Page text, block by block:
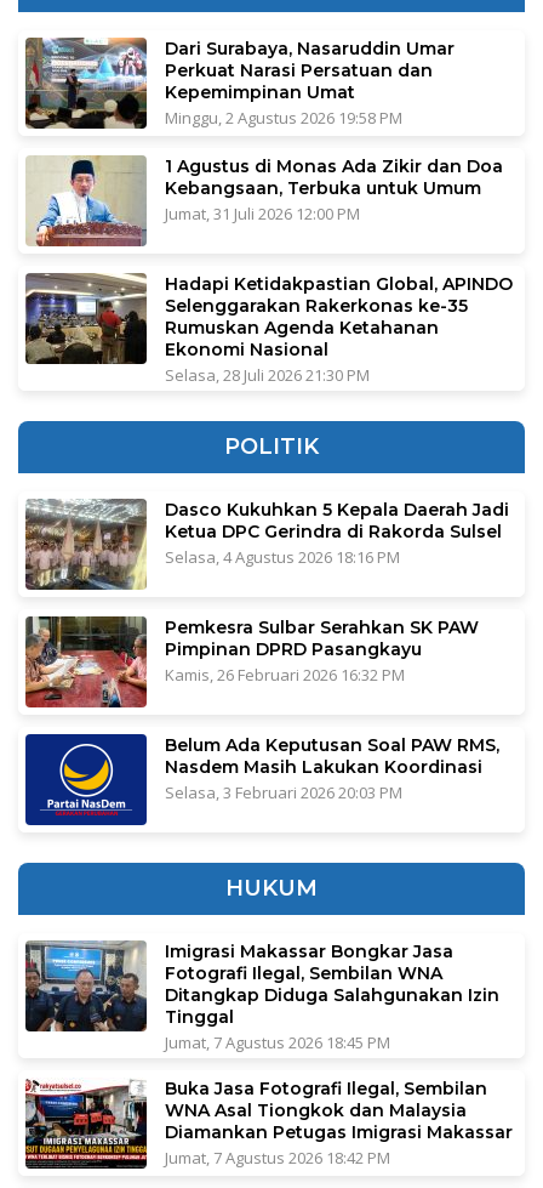
Dari Surabaya, Nasaruddin Umar
Perkuat Narasi Persatuan dan
Kepemimpinan Umat
Minggu, 2 Agustus 2026 19:58 PM
1 Agustus di Monas Ada Zikir dan Doa
Kebangsaan, Terbuka untuk Umum
Jumat, 31 Juli 2026 12:00 PM
Hadapi Ketidakpastian Global, APINDO
Selenggarakan Rakerkonas ke-35
Rumuskan Agenda Ketahanan
Ekonomi Nasional
Selasa, 28 Juli 2026 21:30 PM
POLITIK
Dasco Kukuhkan 5 Kepala Daerah Jadi
Ketua DPC Gerindra di Rakorda Sulsel
Selasa, 4 Agustus 2026 18:16 PM
Pemkesra Sulbar Serahkan SK PAW
Pimpinan DPRD Pasangkayu
Kamis, 26 Februari 2026 16:32 PM
Belum Ada Keputusan Soal PAW RMS,
Nasdem Masih Lakukan Koordinasi
Selasa, 3 Februari 2026 20:03 PM
HUKUM
Imigrasi Makassar Bongkar Jasa
Fotografi Ilegal, Sembilan WNA
Ditangkap Diduga Salahgunakan Izin
Tinggal
Jumat, 7 Agustus 2026 18:45 PM
Buka Jasa Fotografi Ilegal, Sembilan
WNA Asal Tiongkok dan Malaysia
Diamankan Petugas Imigrasi Makassar
Jumat, 7 Agustus 2026 18:42 PM